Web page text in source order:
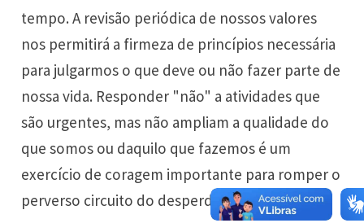
tempo. A revisão periódica de nossos valores
nos permitirá a firmeza de princípios necessária
para julgarmos o que deve ou não fazer parte de
nossa vida. Responder "não" a atividades que
são urgentes, mas não ampliam a qualidade do
que somos ou daquilo que fazemos é um
exercício de coragem importante para romper o
perverso circuito do desperdício.